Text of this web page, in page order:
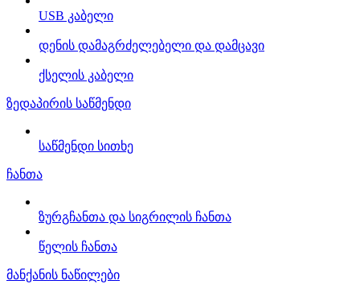
USB კაბელი
დენის დამაგრძელებელი და დამცავი
ქსელის კაბელი
ზედაპირის საწმენდი
საწმენდი სითხე
ჩანთა
ზურგჩანთა და სიგრილის ჩანთა
წელის ჩანთა
მანქანის ნაწილები